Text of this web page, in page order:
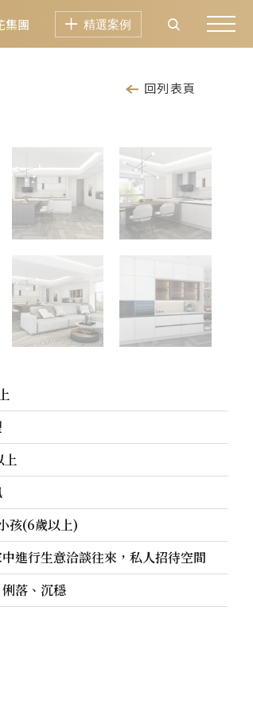
集團 精選案例
回列表頁
上
孩(6歲以上)
進行生意洽談往來，私人招待空間
落、沉穩